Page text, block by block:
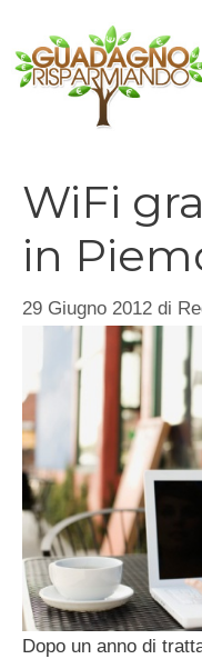
contenuto
WiFi
in
29 Giugno 2012 di
Dopo un anno di